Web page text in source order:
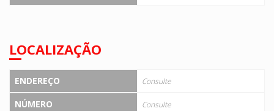
LOCALIZAÇÃO
ENDEREÇO Consulte
NÚMERO Consulte